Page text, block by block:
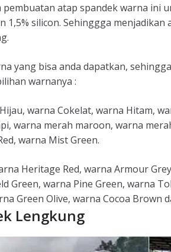
pembuatan atap spandek warna ini
1,5% silicon. Sehinggga
yang bisa anda dapatkan,
warnanya :
warna Cokelat, warna Hitam,
warna merah maroon, warna
warna Mist Green.
Heritage Red, warna Armour
Green, warna Pine Green, warna
Green Olive, warna Cocoa Brown
Lengkung